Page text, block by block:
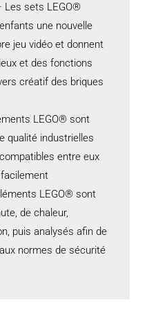
Les sets LEGO®
une nouvelle
jeu vidéo et donnent
et des fonctions
créatif des briques
LEGO® sont
qualité industrielles
entre eux
LEGO® sont
de chaleur,
puis analysés afin de
normes de sécurité